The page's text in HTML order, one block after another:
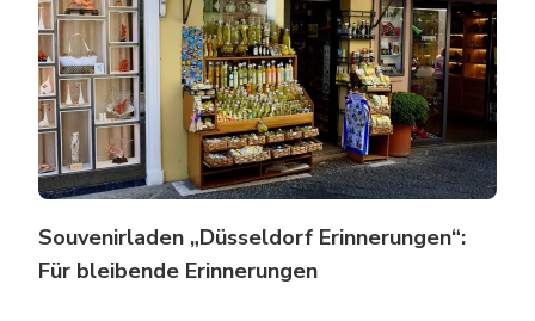
Souvenirladen „Düsseldorf Erinnerungen“:
Für bleibende Erinnerungen